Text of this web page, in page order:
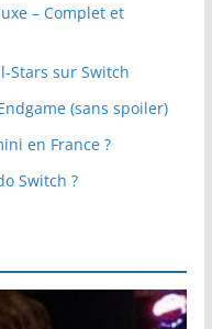
– Complet et
Stars sur Switch
(sans spoiler)
en France ?
Switch ?